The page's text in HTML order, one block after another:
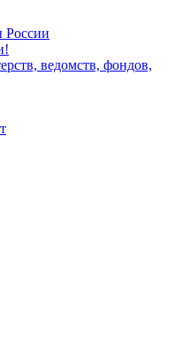
России
ведомств, фондов,